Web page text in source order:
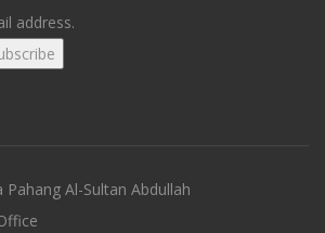
address.
Pahang Al-Sultan Abdullah